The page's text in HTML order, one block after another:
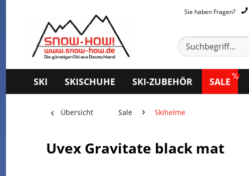
Sie haben Fragen?
SKI SKISCHUHE SKI-ZUBEHÖR SALE
Übersicht Sale Skihelme
Uvex Gravitate black mat